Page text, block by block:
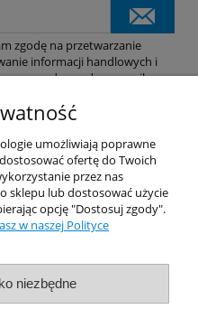
zgodę na przetwarzanie
informacji handlowych i
na podany adres e-mail.
umożliwiają poprawne
ofertę do Twoich
przez nas
sklepu lub dostosować użycie
opcję "Dostosuj zgody".
w naszej Polityce
niezbędne